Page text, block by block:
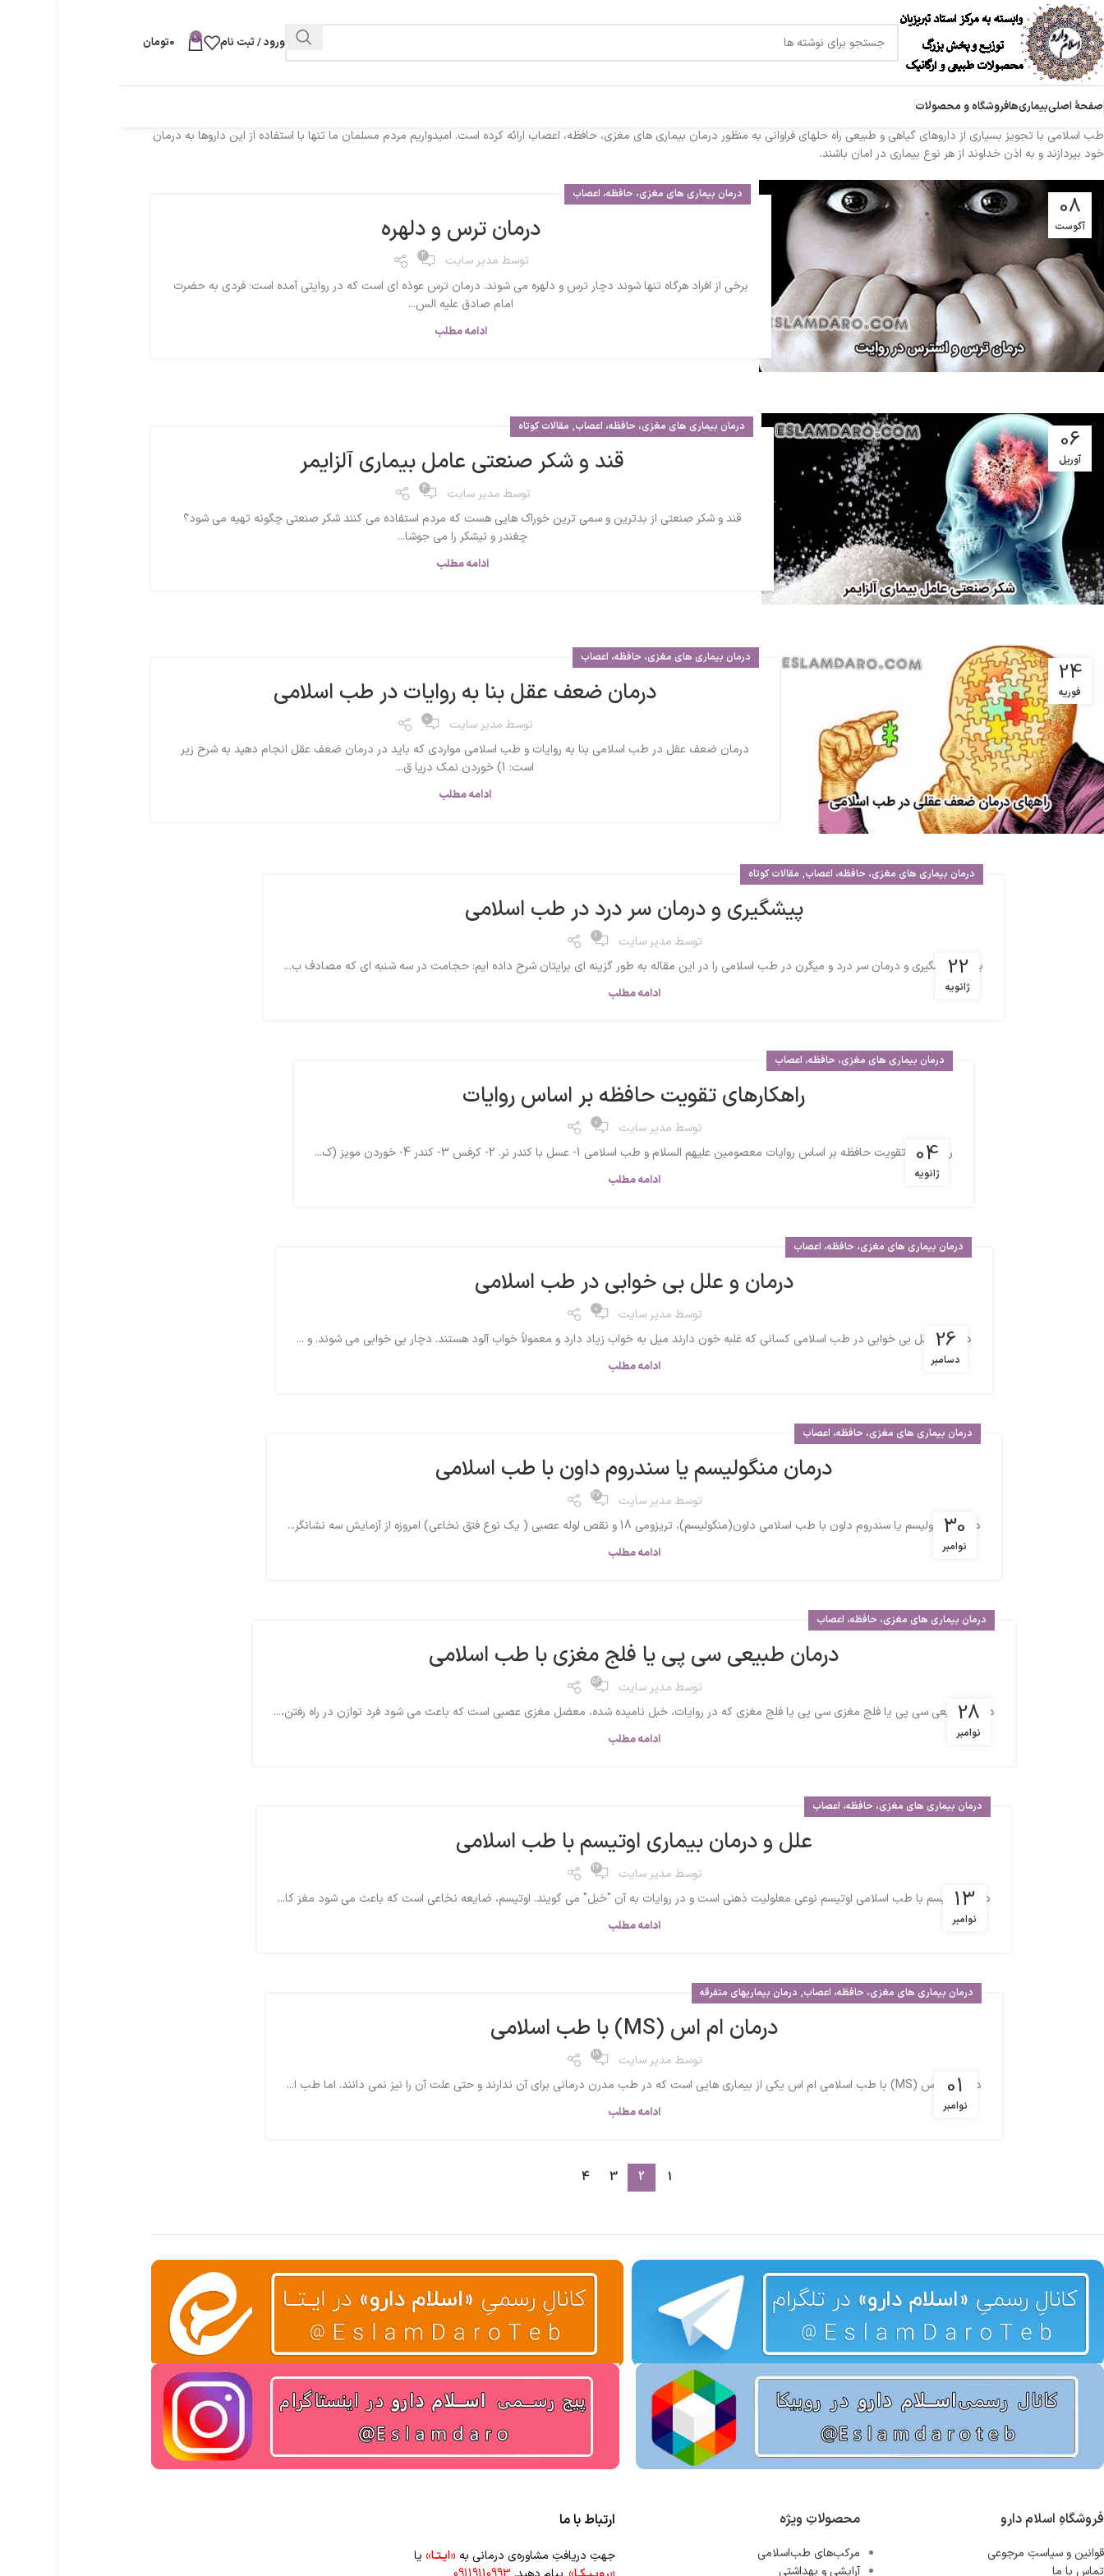
ورود / ثبت نام 0
0تومان
صفحۀ اصلیبیماری‌هافروشگاه و محصولات
طب اسلامی با تجویز بسیاری از داروهای گیاهی و طبیعی راه حلهای فراوانی به منظور درمان بیماری های مغزی، حافظه، اعصاب ارائه کرده است. امیدواریم مردم مسلمان ما تنها با استفاده از این داروها به درمان
خود بپردازند و به اذن خداوند از هر نوع بیماری در امان باشند.
08
آگوست
درمان بیماری های مغزی، حافظه، اعصاب
درمان ترس و دلهره
توسط مدیر سایت 2
برخی از افراد هرگاه تنها شوند دچار ترس و دلهره می شوند. درمان ترس عوذه ای است که در روایتی آمده است: فردی به حضرت
امام صادق علیه الس...
ادامه مطلب
06
آوریل
درمان بیماری های مغزی، حافظه، اعصاب, مقالات کوتاه
قند و شکر صنعتی عامل بیماری آلزایمر
توسط مدیر سایت 4
قند و شکر صنعتی از بدترین و سمی ترین خوراک هایی هست که مردم استفاده می کنند شکر صنعتی چگونه تهیه می شود؟
چغندر و نیشکر را می جوشا...
ادامه مطلب
24
فوریه
درمان بیماری های مغزی، حافظه، اعصاب
درمان ضعف عقل بنا به روایات در طب اسلامی
توسط مدیر سایت 0
درمان ضعف عقل در طب اسلامی بنا به روایات و طب اسلامی مواردی که باید در درمان ضعف عقل انجام دهید به شرح زیر
است: 1) خوردن نمک دریا ق...
ادامه مطلب
22
ژانویه
درمان بیماری های مغزی، حافظه، اعصاب, مقالات کوتاه
پیشگیری و درمان سر درد در طب اسلامی
توسط مدیر سایت 1
بررسی پیشگیری و درمان سر درد و میگرن در طب اسلامی را در این مقاله به طور گزینه ای برایتان شرح داده ایم: حجامت در سه شنبه ای که مصادف ب...
ادامه مطلب
04
ژانویه
درمان بیماری های مغزی، حافظه، اعصاب
راهکارهای تقویت حافظه بر اساس روایات
توسط مدیر سایت 0
راهکارهای تقویت حافظه بر اساس روایات معصومین علیهم السلام و طب اسلامی 1- عسل با کندر نر. 2- کرفس 3- کندر 4- خوردن مویز (ک...
ادامه مطلب
26
دسامبر
درمان بیماری های مغزی، حافظه، اعصاب
درمان و علل بی خوابی در طب اسلامی
توسط مدیر سایت 0
درمان و علل بی خوابی در طب اسلامی کسانی که غلبه خون دارند میل به خواب زیاد دارد و معمولاً خواب‌ آلود هستند. دچار بی خوابی می شوند. و ...
ادامه مطلب
30
نوامبر
درمان بیماری های مغزی، حافظه، اعصاب
درمان منگولیسم یا سندروم داون با طب اسلامی
توسط مدیر سایت 67
درمان منگولیسم یا سندروم داون با طب اسلامی داون(منگوليسم)، تريزومي 18 و نقص لوله عصبي ( يك نوع فتق نخاعي) امروزه از آزمايش سه نشانگر...
ادامه مطلب
28
نوامبر
درمان بیماری های مغزی، حافظه، اعصاب
درمان طبیعی سی پی یا فلج مغزی با طب اسلامی
توسط مدیر سایت 56
درمان طبیعی سی پی یا فلج مغزی سی پی یا فلج مغزی که در روایات، خبل نامیده شده، معضل مغزی عصبی است که باعث می شود فرد توازن در راه رفتن،...
ادامه مطلب
13
نوامبر
درمان بیماری های مغزی، حافظه، اعصاب
علل و درمان بیماری اوتیسم با طب اسلامی
توسط مدیر سایت 26
درمان اوتیسم با طب اسلامی اوتیسم نوعی معلولیت ذهنی است و در روایات به آن "خبل" می گویند. اوتیسم، ضایعه نخاعی است که باعث می شود مغز کا...
ادامه مطلب
01
نوامبر
درمان بیماری های مغزی، حافظه، اعصاب, درمان بیماریهای متفرقه
درمان ام اس (MS) با طب اسلامی
توسط مدیر سایت 18
درمان ام اس (MS) با طب اسلامی ام اس یکی از بیماری هایی است که در طب مدرن درمانی برای آن ندارند و حتی علت آن را نیز نمی دانند. اما طب ا...
ادامه مطلب
1
2
3
4
فروشگاهِ اسلام دارو
قوانین و سیاستِ مرجوعی
تماس با ما
محصولاتِ ویژه
مرکب‌های طب‌اسلامی
آرایشی و بهداشتی
ارتباط با ما
جهتِ دریافتِ مشاوره‌ی درمانی به «ایـتـا» یا